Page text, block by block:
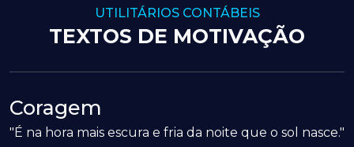
UTILITÁRIOS CONTÁBEIS
TEXTOS DE MOTIVAÇÃO
Coragem
"É na hora mais escura e fria da noite que o sol nasce."